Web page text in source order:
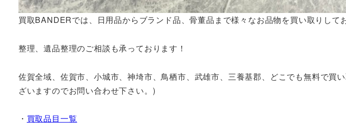
買取BANDERでは、日用品からブランド品、骨董品まで様々なお品物を買い取りして
整理、遺品整理のご相談も承っております！
佐賀全域、佐賀市、小城市、神埼市、鳥栖市、武雄市、三養基郡、どこでも無料で
ざいますのでお問い合わせ下さい。)
・ 買取品目一覧